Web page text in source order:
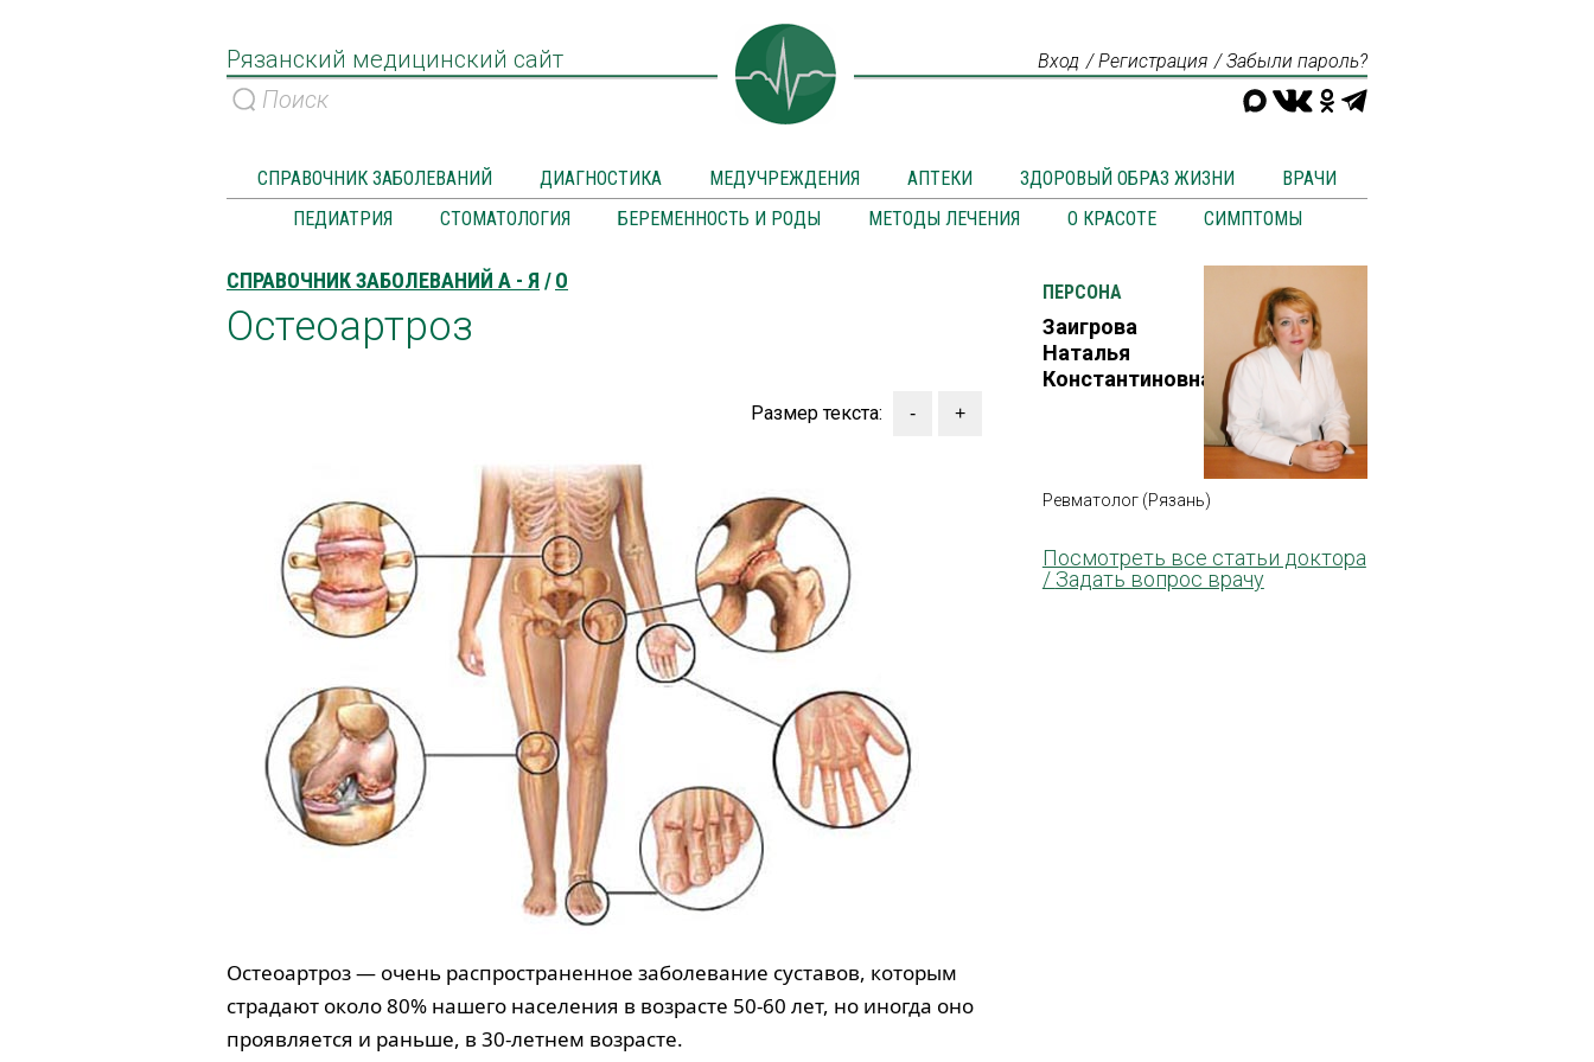
Рязанский медицинский сайт Вход Регистрация Забыли пароль?
СПРАВОЧНИК ЗАБОЛЕВАНИЙ ДИАГНОСТИКА МЕДУЧРЕЖДЕНИЯ АПТЕКИ ЗДОРОВЫЙ ОБРАЗ ЖИЗНИ
ВРАЧИ
ПЕДИАТРИЯ
СТОМАТОЛОГИЯ БЕРЕМЕННОСТЬ И РОДЫ МЕТОДЫ ЛЕЧЕНИЯ О КРАСОТЕ СИМПТОМЫ
СПРАВОЧНИК ЗАБОЛЕВАНИЙ А - Я О
Остеоартроз
Размер текста:
Остеоартроз — очень распространенное заболевание суставов, которым
страдают около 80% нашего населения в возрасте 50-60 лет, но иногда оно
проявляется и раньше, в 30-летнем возрасте.
ПЕРСОНА
Заигрова
Наталья
Константиновна
Ревматолог (Рязань)
Посмотреть все статьи доктора
/ Задать вопрос врачу